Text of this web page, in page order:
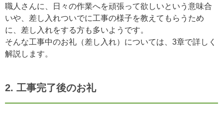
職人さんに、日々の作業へを頑張って欲しいという意味合
いや、差し入れついでに工事の様子を教えてもらうため
に、差し入れをする方も多いようです。
そんな工事中のお礼（差し入れ）については、3章で詳しく
解説します。
2. 工事完了後のお礼